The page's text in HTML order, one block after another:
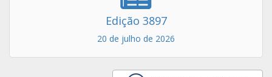
Edição 3897
20 de julho de 2026
VER TODAS AS EDIÇÕES